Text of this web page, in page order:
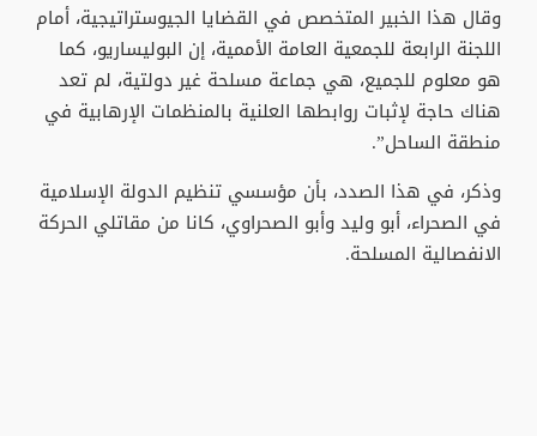
وقال هذا الخبير المتخصص في القضايا الجيوستراتيجية، أمام
اللجنة الرابعة للجمعية العامة الأممية، إن البوليساريو، كما
هو معلوم للجميع، هي جماعة مسلحة غير دولتية، لم تعد
هناك حاجة لإثبات روابطها العلنية بالمنظمات الإرهابية في
منطقة الساحل”.
وذكر، في هذا الصدد، بأن مؤسسي تنظيم الدولة الإسلامية
في الصحراء، أبو وليد وأبو الصحراوي، كانا من مقاتلي الحركة
الانفصالية المسلحة.